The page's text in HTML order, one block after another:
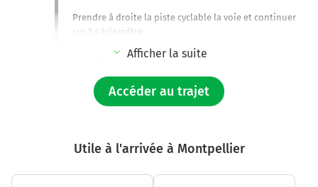
Prendre à droite la piste cyclable la voie et continuer
sur 1,4 kilomètre
Prendre légèrement à gauche la piste cyclable Via
Tolosana et continuer sur 350 mètres
Continuer sur la piste cyclable la voie sur 20 mètres
2,5 km
Afficher la suite
Accéder au trajet
Utile à l'arrivée à Montpellier